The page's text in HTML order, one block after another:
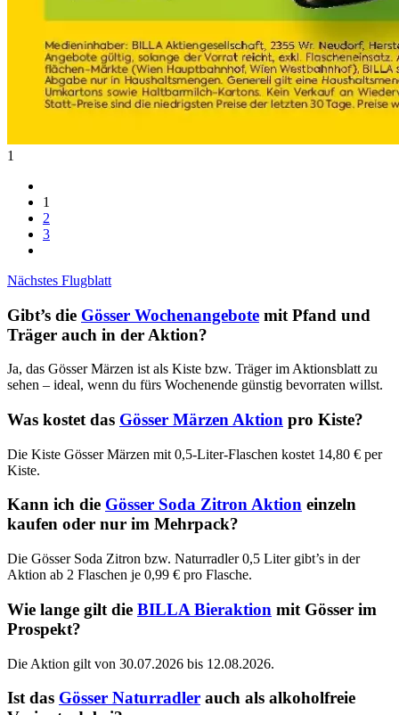
1
1
2
3
Nächstes Flugblatt
Gibt’s die Gösser Wochenangebote mit Pfand und
Träger auch in der Aktion?
Ja, das Gösser Märzen ist als Kiste bzw. Träger im Aktionsblatt zu
sehen – ideal, wenn du fürs Wochenende günstig bevorraten willst.
Was kostet das Gösser Märzen Aktion pro Kiste?
Die Kiste Gösser Märzen mit 0,5-Liter-Flaschen kostet 14,80 € per
Kiste.
Kann ich die Gösser Soda Zitron Aktion einzeln
kaufen oder nur im Mehrpack?
Die Gösser Soda Zitron bzw. Naturradler 0,5 Liter gibt’s in der
Aktion ab 2 Flaschen je 0,99 € pro Flasche.
Wie lange gilt die BILLA Bieraktion mit Gösser im
Prospekt?
Die Aktion gilt von 30.07.2026 bis 12.08.2026.
Ist das Gösser Naturradler auch als alkoholfreie